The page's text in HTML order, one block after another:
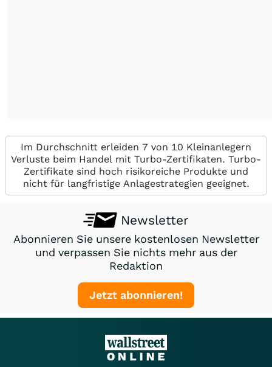
Im Durchschnitt erleiden 7 von 10 Kleinanlegern
Verluste beim Handel mit Turbo-Zertifikaten. Turbo-
Zertifikate sind hoch risikoreiche Produkte und
nicht für langfristige Anlagestrategien geeignet.
Newsletter
Abonnieren Sie unsere kostenlosen Newsletter
und verpassen Sie nichts mehr aus der
Redaktion
Jetzt abonnieren!